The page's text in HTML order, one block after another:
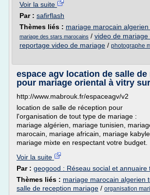
Voir la suite
Par : safirflash
Thèmes liés : mariage marocain algerien
mariage des stars marocains / video de mariage
reportage video de mariage / photographe
espace agv location de salle de
pour mariage oriental à vitry
http://www.mabrouk.fr/espaceagv/v2
location de salle de réception pour
l'organisation de tout type de mariage :
mariage algérien, mariage tunisien,
marocain, mariage africain, mariage kabyle,
mariage mixte en respectant votre budget.
Voir la suite
Par : geogood : Réseau social et annuaire
Thèmes liés : mariage marocain algerien
salle de reception mariage / organisation